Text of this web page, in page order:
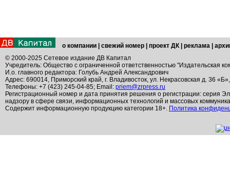
о компании свежий номер проект ДК реклама
© 2000-2025 Сетевое издание ДВ Капитал
Учредитель: Общество с ограниченной ответственностью "Издательская
И.о. главного редактора: Голубь Андрей Александрович
Адрес: 690014, Приморский край, г. Владивосток, ул. Некрасовская д. 36
Телефоны: +7 (423) 245-04-85; Email: priem@zrpress.ru
Регистрационный номер и дата принятия решения о регистрации: серия
надзору в сфере связи, информационных технологий и массовых
Содержит информационную продукцию категории 18+. Политика